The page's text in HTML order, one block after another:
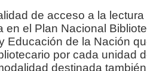
de acceso a la
en el Plan Nacional
Educación de la Nación
por cada unidad
destinada